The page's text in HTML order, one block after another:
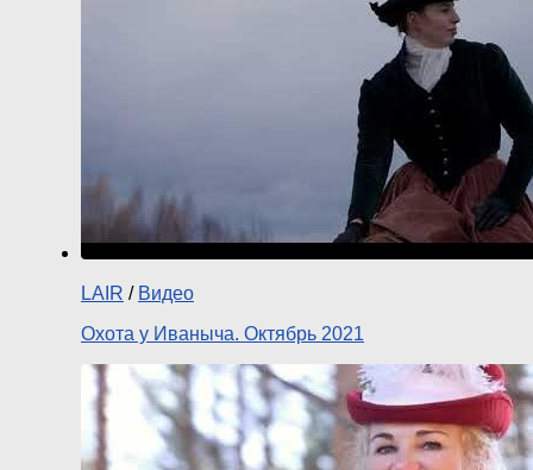
LAIR / Видео
Охота у Иваныча. Октябрь 2021